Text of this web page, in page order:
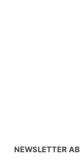
NEWSLETTER